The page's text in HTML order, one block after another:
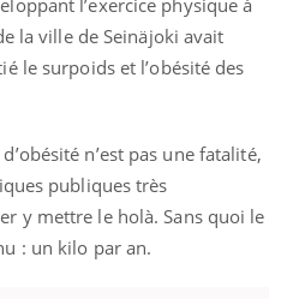
la ville de Seinäjoki avait
le surpoids et l’obésité des
n’est pas une fatalité,
publiques très
y mettre le holà. Sans quoi le
: un kilo par an.